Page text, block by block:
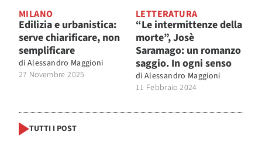
MILANO
Edilizia e urbanistica:
serve chiarificare, non
semplificare
di Alessandro Maggioni
27 Novembre 2025
LETTERATURA
“Le intermittenze della
morte”, Josè
Saramago: un romanzo
saggio. In ogni senso
di Alessandro Maggioni
11 Febbraio 2024
TUTTI I POST